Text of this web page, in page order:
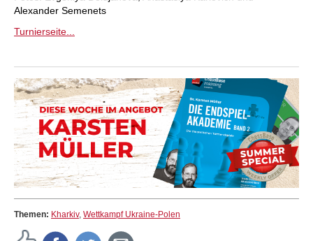
Alexander Semenets
Turnierseite...
Themen: Kharkiv, Wettkampf Ukraine-Polen